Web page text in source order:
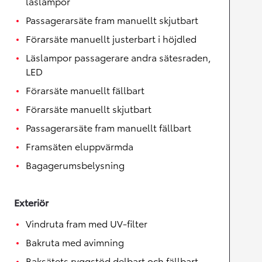
Passagerarsäte fram manuellt skjutbart
Förarsäte manuellt justerbart i höjdled
Läslampor passagerare andra sätesraden,
LED
Förarsäte manuellt fällbart
Förarsäte manuellt skjutbart
Passagerarsäte fram manuellt fällbart
Framsäten eluppvärmda
Bagagerumsbelysning
Exteriör
Vindruta fram med UV-filter
Bakruta med avimning